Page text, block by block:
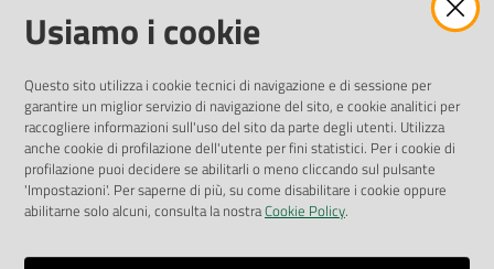
Amministrazione Trasparente
Pubblicità legale
Privacy Policy
Attuazione Misure PNRR
Liste di Attesa
ENTI, IMPRESE E PARTNER
Fatturazione Elettronica
Usiamo i cookie
Questo sito utilizza i cookie tecnici di navigazione e di sessione per
garantire un miglior servizio di navigazione del sito, e cookie analitici per
raccogliere informazioni sull'uso del sito da parte degli utenti. Utilizza
anche cookie di profilazione dell'utente per fini statistici. Per i cookie di
profilazione puoi decidere se abilitarli o meno cliccando sul pulsante
'Impostazioni'. Per saperne di più, su come disabilitare i cookie oppure
abilitarne solo alcuni, consulta la nostraCookie Policy.